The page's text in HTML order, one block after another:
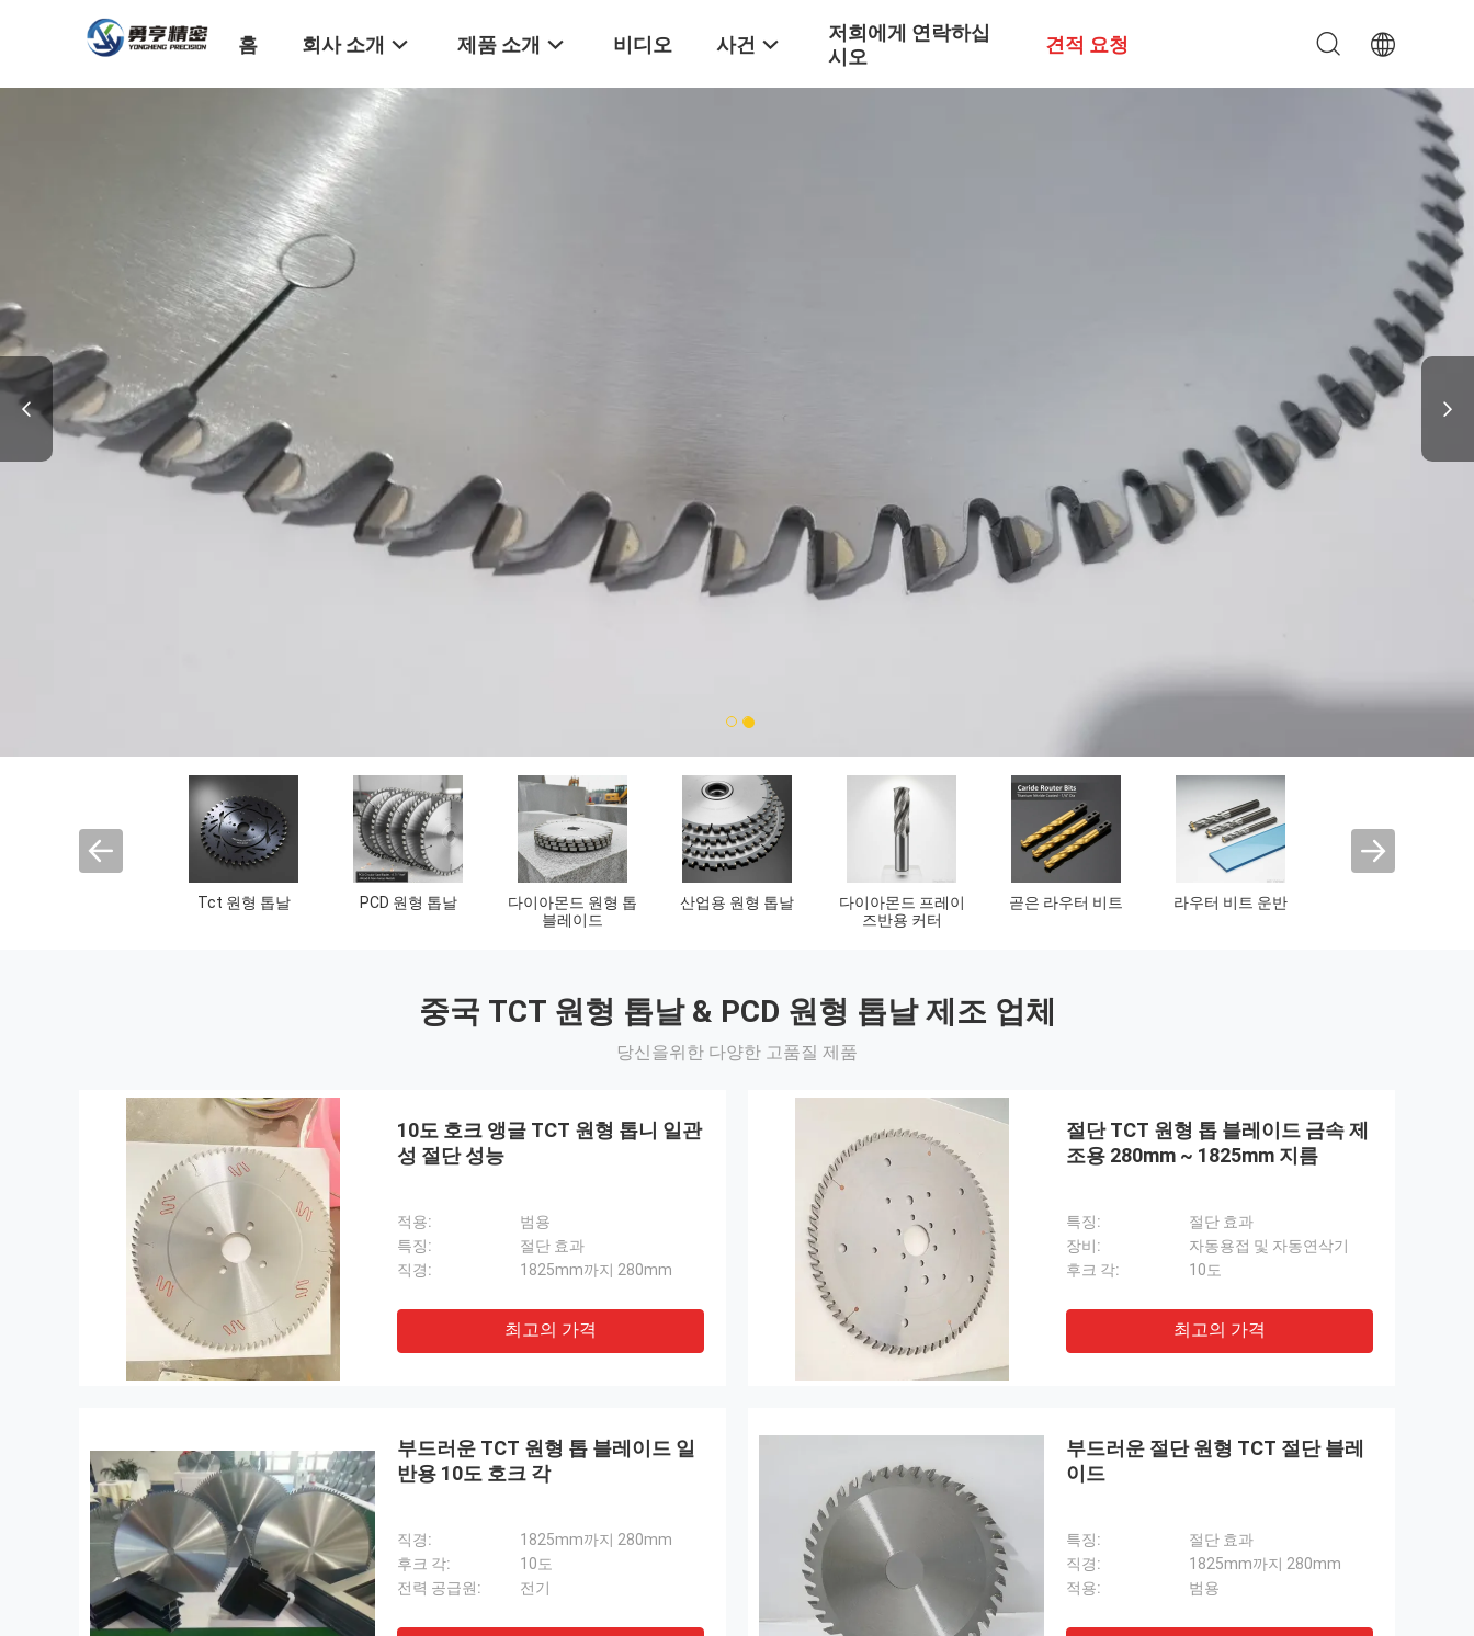
홈 회사 소개 제품 소개 비디오 사건
저희에게 연락하십
시오
견적 요청
1 2
라우터 비트 폼링 금속 원형 톱 잎
아크릴 절단 블레이
드
PCD 라우터 비트 PCD 밀링 커터
중국 TCT 원형 톱날 & PCD 원형 톱날 제조 업체
당신을위한 다양한 고품질 제품
10도 호크 앵글 TCT 원형 톱니 일관
성 절단 성능
적용:
범용
특징:
절단 효과
직경:
1825mm까지 280mm
최고의 가격
절단 TCT 원형 톱 블레이드 금속 제
조용 280mm ~ 1825mm 지름
특징:
절단 효과
장비:
자동용접 및 자동연삭기
후크 각:
10도
최고의 가격
부드러운 TCT 원형 톱 블레이드 일
반용 10도 호크 각
직경:
1825mm까지 280mm
후크 각:
10도
전력 공급원:
전기
부드러운 절단 원형 TCT 절단 블레
이드
특징:
절단 효과
직경:
1825mm까지 280mm
적용:
범용